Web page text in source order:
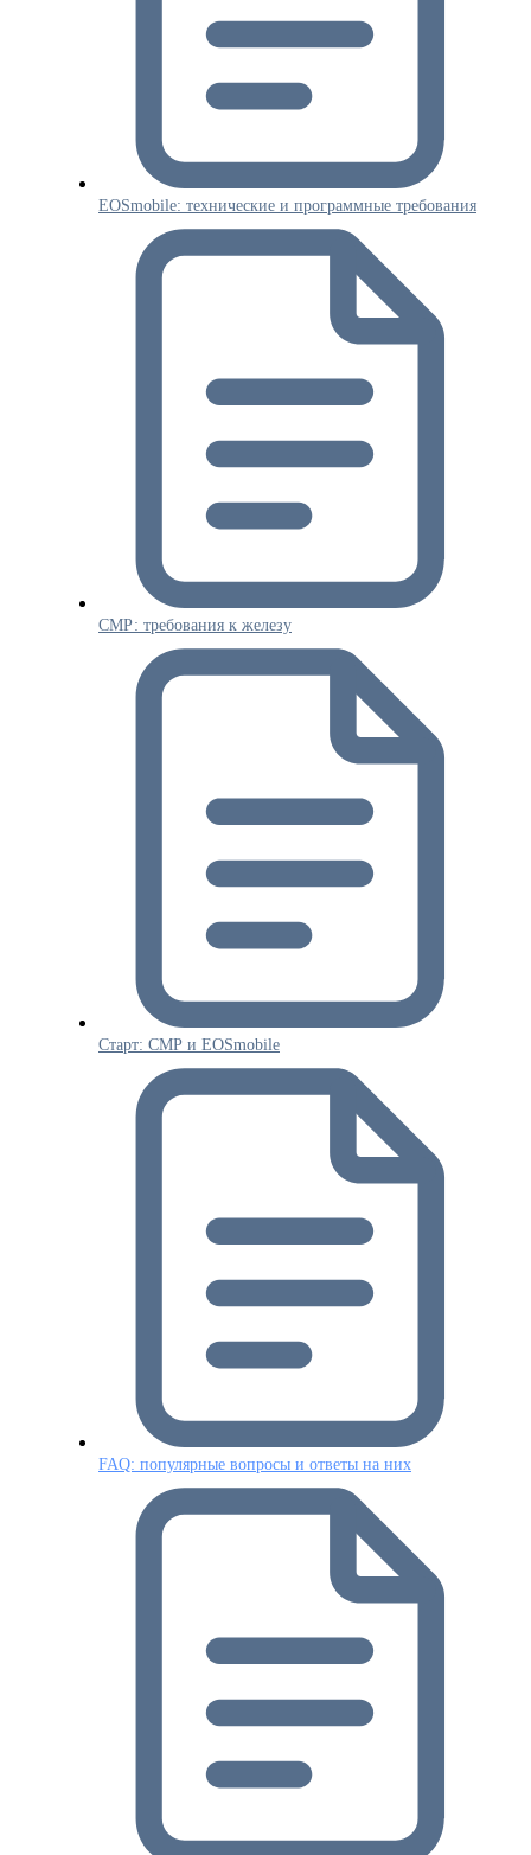
EOSmobile: технические и программные требования
СМР: требования к железу
Старт: СМР и EOSmobile
FAQ: популярные вопросы и ответы на них